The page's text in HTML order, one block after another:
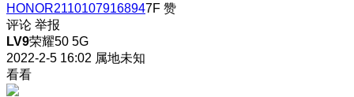
HONOR21101079168947F 赞
评论 举报
LV9荣耀50 5G
2022-2-5 16:02 属地未知
看看